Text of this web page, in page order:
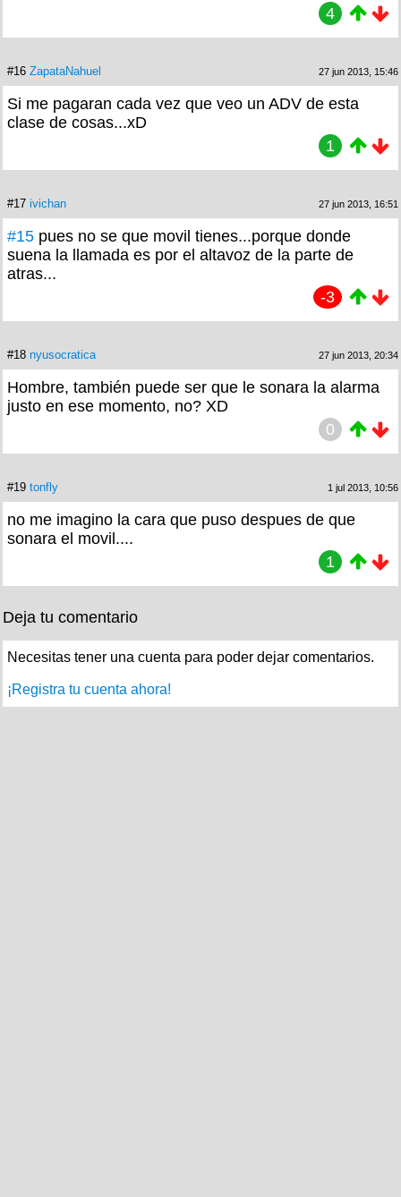
4
#16 ZapataNahuel 27 jun 2013, 15:46
Si me pagaran cada vez que veo un ADV de esta
clase de cosas...xD
1
#17 ivichan 27 jun 2013, 16:51
#15 pues no se que movil tienes...porque donde
suena la llamada es por el altavoz de la parte de
atras...
-3
#18 nyusocratica 27 jun 2013, 20:34
Hombre, también puede ser que le sonara la alarma
justo en ese momento, no? XD
0
#19 tonfly 1 jul 2013, 10:56
no me imagino la cara que puso despues de que
sonara el movil....
1
Deja tu comentario
Necesitas tener una cuenta para poder dejar comentarios.
¡Registra tu cuenta ahora!